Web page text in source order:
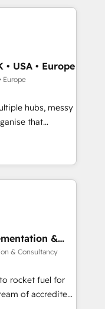
and
scale, and
and
coverage
Gemini and
- Integrations
Award -
• USA • Europe
Europe
hubs, messy
and team
Pipedrive,
for
across Sales
Data Hub and
and ISO
standard •
built on
&
& Consultancy
rocket fuel for